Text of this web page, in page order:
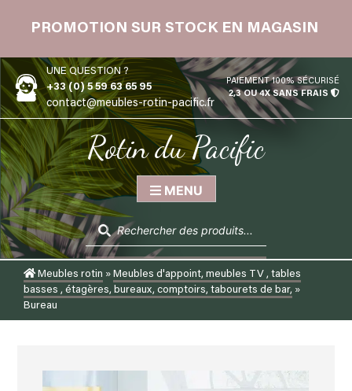
PROMOTION SUR STOCK EN MAGASIN
UNE QUESTION ?
+33 (0) 5 59 63 65 95
contact@meubles-rotin-pacific.fr
PAIEMENT 100% SÉCURISÉ
2,3 OU 4X SANS FRAIS
Rotin du Pacific
MENU
Recherche
de
produits
Meubles rotin » Meubles d'appoint, meubles TV , tables
basses , étagères, bureaux, comptoirs, tabourets de bar, »
Bureau